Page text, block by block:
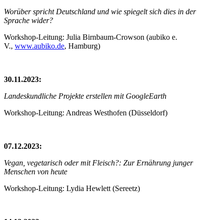
Worüber spricht Deutschland und wie spiegelt sich dies in der
Sprache wider?
Workshop-Leitung: Julia Birnbaum-Crowson (aubiko e.
V., www.aubiko.de, Hamburg)
30.11.2023:
Landeskundliche Projekte erstellen mit GoogleEarth
Workshop-Leitung: Andreas Westhofen (Düsseldorf)
07.12.2023:
Vegan, vegetarisch oder mit Fleisch?: Zur Ernährung junger
Menschen von heute
Workshop-Leitung: Lydia Hewlett (Sereetz)